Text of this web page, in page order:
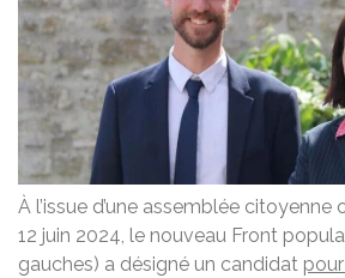
À l’issue d’une assemblée citoyenne
12 juin 2024, le nouveau Front
gauches) a désigné un candidat